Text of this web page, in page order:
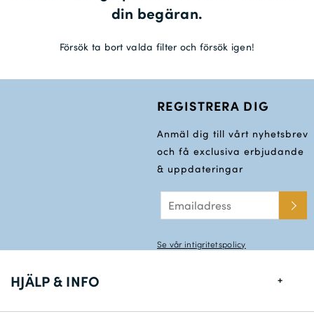
din begäran.
Försök ta bort valda filter och försök igen!
REGISTRERA DIG
Anmäl dig till vårt nyhetsbrev
och få exclusiva erbjudande
& uppdateringar
Se vår intigritetspolicy
HJÄLP & INFO